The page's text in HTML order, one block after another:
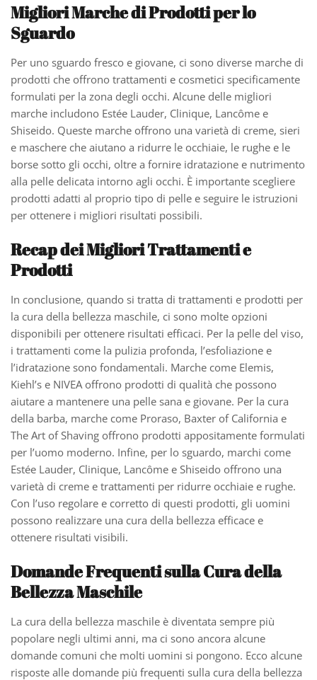
Migliori Marche di Prodotti per lo
Sguardo
Per uno sguardo fresco e giovane, ci sono diverse marche di
prodotti che offrono trattamenti e cosmetici specificamente
formulati per la zona degli occhi. Alcune delle migliori
marche includono Estée Lauder, Clinique, Lancôme e
Shiseido. Queste marche offrono una varietà di creme, sieri
e maschere che aiutano a ridurre le occhiaie, le rughe e le
borse sotto gli occhi, oltre a fornire idratazione e nutrimento
alla pelle delicata intorno agli occhi. È importante scegliere
prodotti adatti al proprio tipo di pelle e seguire le istruzioni
per ottenere i migliori risultati possibili.
Recap dei Migliori Trattamenti e
Prodotti
In conclusione, quando si tratta di trattamenti e prodotti per
la cura della bellezza maschile, ci sono molte opzioni
disponibili per ottenere risultati efficaci. Per la pelle del viso,
i trattamenti come la pulizia profonda, l’esfoliazione e
l’idratazione sono fondamentali. Marche come Elemis,
Kiehl’s e NIVEA offrono prodotti di qualità che possono
aiutare a mantenere una pelle sana e giovane. Per la cura
della barba, marche come Proraso, Baxter of California e
The Art of Shaving offrono prodotti appositamente formulati
per l’uomo moderno. Infine, per lo sguardo, marchi come
Estée Lauder, Clinique, Lancôme e Shiseido offrono una
varietà di creme e trattamenti per ridurre occhiaie e rughe.
Con l’uso regolare e corretto di questi prodotti, gli uomini
possono realizzare una cura della bellezza efficace e
ottenere risultati visibili.
Domande Frequenti sulla Cura della
Bellezza Maschile
La cura della bellezza maschile è diventata sempre più
popolare negli ultimi anni, ma ci sono ancora alcune
domande comuni che molti uomini si pongono. Ecco alcune
risposte alle domande più frequenti sulla cura della bellezza